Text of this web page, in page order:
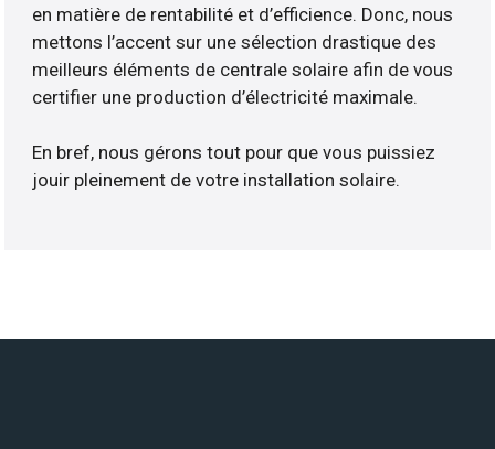
en matière de rentabilité et d’efficience. Donc, nous
mettons l’accent sur une sélection drastique des
meilleurs éléments de centrale solaire afin de vous
certifier une production d’électricité maximale.
En bref, nous gérons tout pour que vous puissiez
jouir pleinement de votre installation solaire.